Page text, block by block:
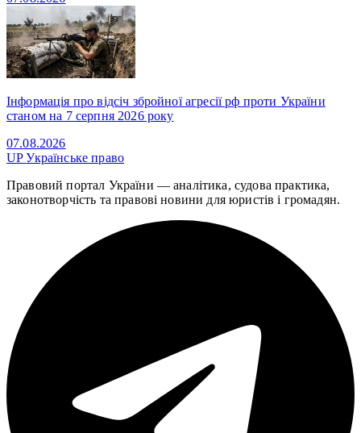
Інформація про відсіч збройної агресії рф проти України
станом на 7 серпня 2026 року
07.08.2026
UPУкраїнське право
Правовий портал України — аналітика, судова практика,
законотворчість та правові новини для юристів і громадян.